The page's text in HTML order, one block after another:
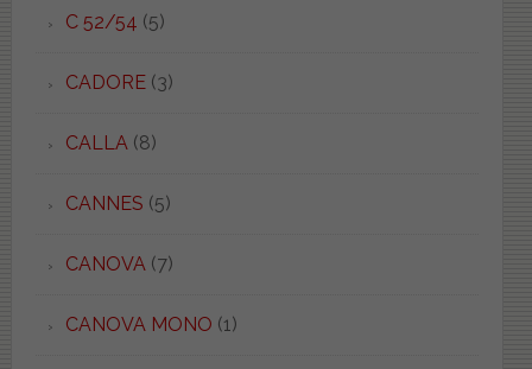
C 52/54 (5)
CADORE(3)
CALLA(8)
CANNES (5)
CANOVA(7)
CANOVA MONO (1)